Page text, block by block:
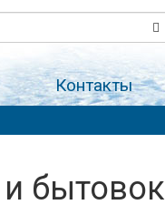
Контакты
бытовок